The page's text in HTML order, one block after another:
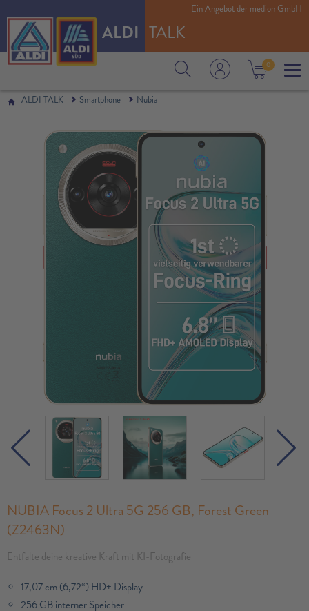
ALDI TALK
0
Ein Angebot der medion GmbH
ALDI TALK Smartphone Nubia
NUBIA Focus 2 Ultra 5G 256 GB, Forest Green
(Z2463N)
Entfalte deine kreative Kraft mit KI-Fotografie
17,07 cm (6,72“) HD+ Display
256 GB interner Speicher